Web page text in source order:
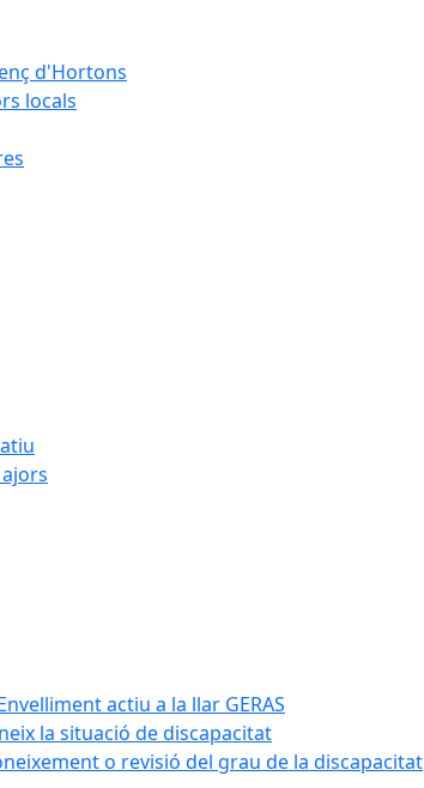
d'Hortons
locals
actiu a la llar GERAS
la situació de discapacitat
o revisió del grau de la discapacitat